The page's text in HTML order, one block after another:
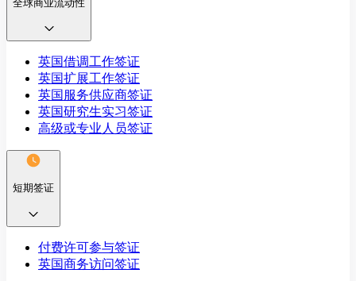
全球商业流动性
英国借调工作签证
英国扩展工作签证
英国服务供应商签证
英国研究生实习签证
高级或专业人员签证
短期签证
付费许可参与签证
英国商务访问签证